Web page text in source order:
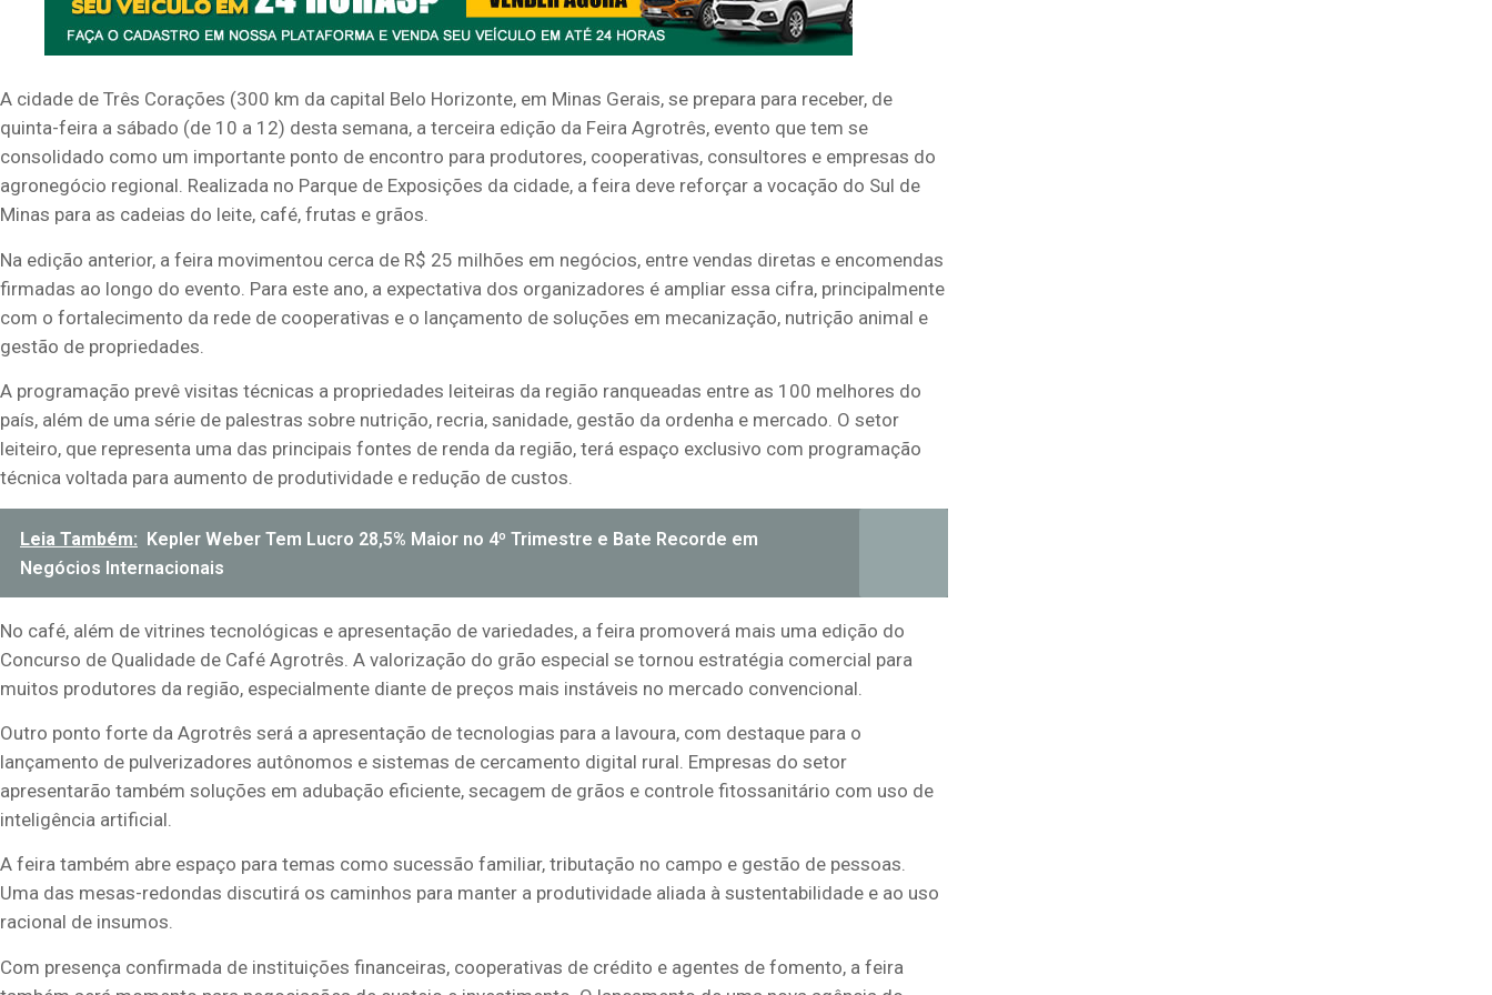
A cidade de Três Corações (300 km da capital Belo Horizonte, em Minas Gerais, se prepara para receber, de
quinta-feira a sábado (de 10 a 12) desta semana, a terceira edição da Feira Agrotrês, evento que tem se
consolidado como um importante ponto de encontro para produtores, cooperativas, consultores e empresas do
agronegócio regional. Realizada no Parque de Exposições da cidade, a feira deve reforçar a vocação do Sul de
Minas para as cadeias do leite, café, frutas e grãos.
Na edição anterior, a feira movimentou cerca de R$ 25 milhões em negócios, entre vendas diretas e encomendas
firmadas ao longo do evento. Para este ano, a expectativa dos organizadores é ampliar essa cifra, principalmente
com o fortalecimento da rede de cooperativas e o lançamento de soluções em mecanização, nutrição animal e
gestão de propriedades.
A programação prevê visitas técnicas a propriedades leiteiras da região ranqueadas entre as 100 melhores do
país, além de uma série de palestras sobre nutrição, recria, sanidade, gestão da ordenha e mercado. O setor
leiteiro, que representa uma das principais fontes de renda da região, terá espaço exclusivo com programação
técnica voltada para aumento de produtividade e redução de custos.
Leia Também: Kepler Weber Tem Lucro 28,5% Maior no 4º Trimestre e Bate Recorde em
Negócios Internacionais
No café, além de vitrines tecnológicas e apresentação de variedades, a feira promoverá mais uma edição do
Concurso de Qualidade de Café Agrotrês. A valorização do grão especial se tornou estratégia comercial para
muitos produtores da região, especialmente diante de preços mais instáveis no mercado convencional.
Outro ponto forte da Agrotrês será a apresentação de tecnologias para a lavoura, com destaque para o
lançamento de pulverizadores autônomos e sistemas de cercamento digital rural. Empresas do setor
apresentarão também soluções em adubação eficiente, secagem de grãos e controle fitossanitário com uso de
inteligência artificial.
A feira também abre espaço para temas como sucessão familiar, tributação no campo e gestão de pessoas.
Uma das mesas-redondas discutirá os caminhos para manter a produtividade aliada à sustentabilidade e ao uso
racional de insumos.
Com presença confirmada de instituições financeiras, cooperativas de crédito e agentes de fomento, a feira